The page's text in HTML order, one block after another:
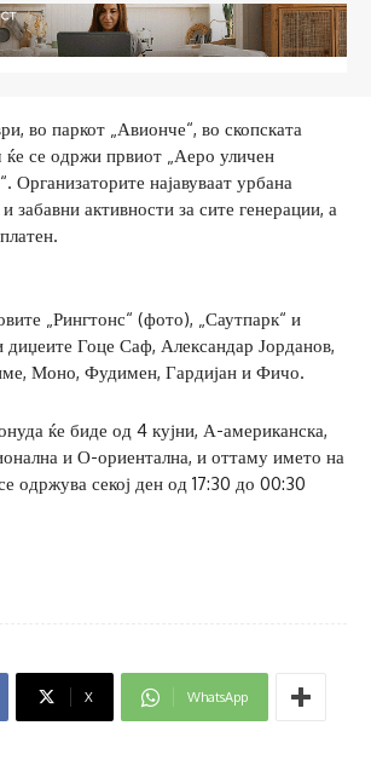
во паркот „Авионче“, во скопската
се одржи првиот „Аеро уличен
Организаторите најавуваат урбана
забавни активности за сите генерации, а
„Рингтонс“ (фото), „Саутпарк“ и
диџеите Гоце Саф, Александар Јорданов,
Моно, Фудимен, Гардијан и Фичо.
ќе биде од 4 кујни, А-американска,
и О-ориентална, и оттаму името на
одржува секој ден од 17:30 до 00:30
X WhatsApp